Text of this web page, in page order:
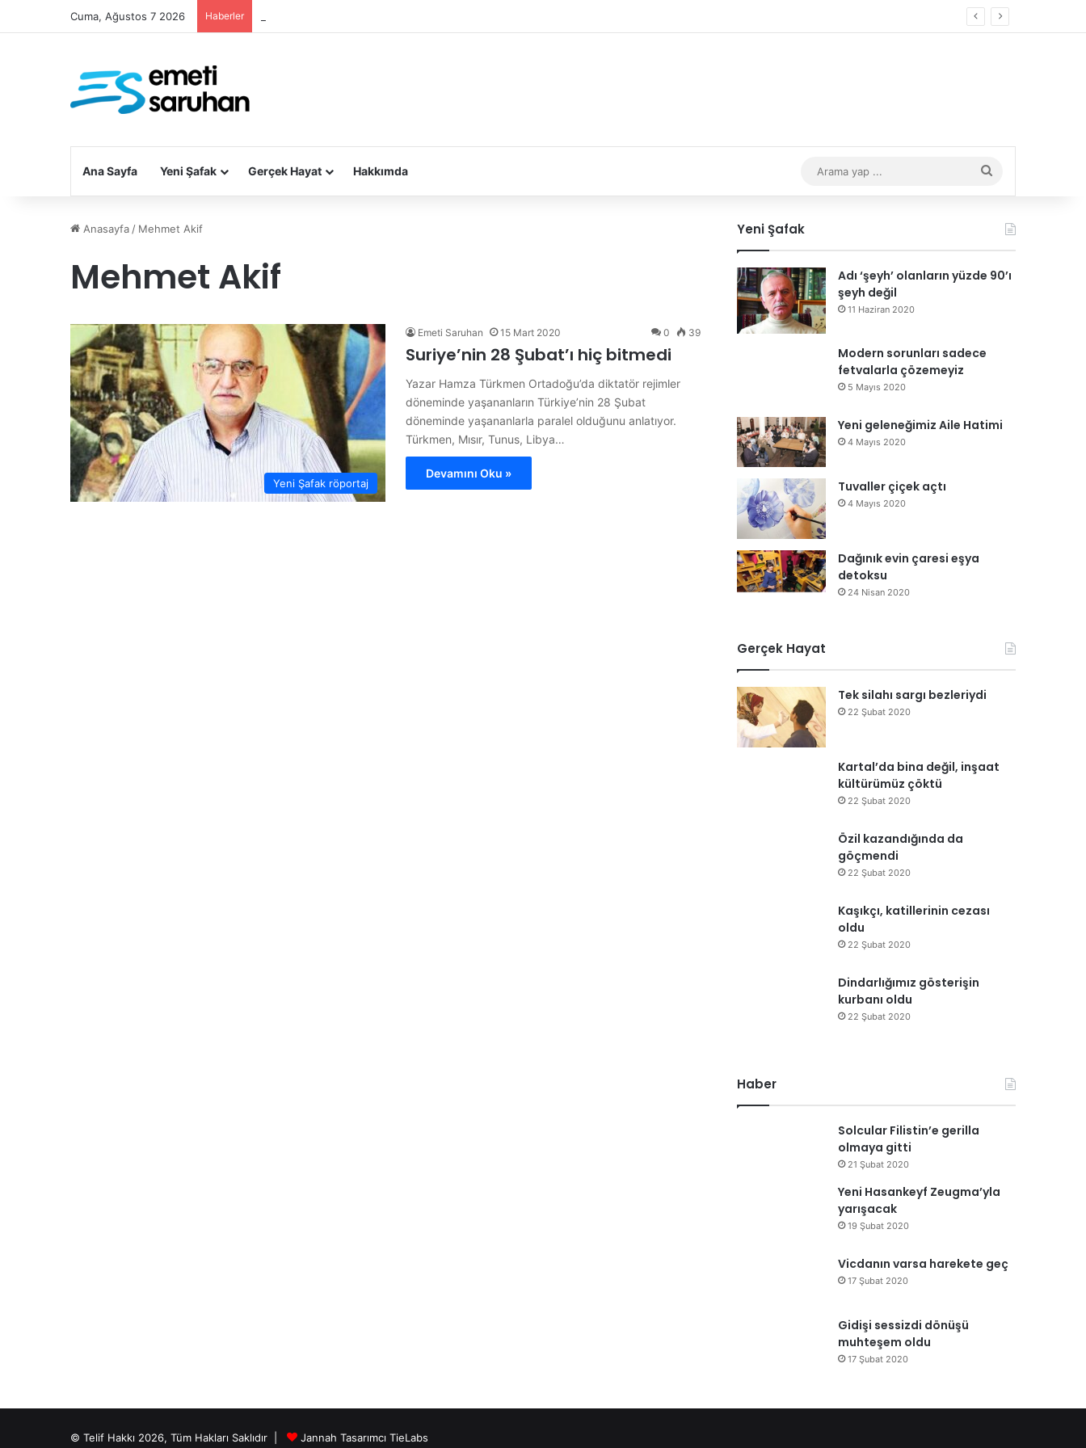
Cuma, Ağustos 7 2026 Haberler
Ana Sayfa Yeni Şafak Gerçek Hayat Hakkımda
yap
Anasayfa / Mehmet Akif
Mehmet Akif
Yeni Şafak röportaj
Emeti Saruhan 15 Mart 2020 0 39
Suriye’nin 28 Şubat’ı hiç bitmedi
Yazar Hamza Türkmen Ortadoğu’da diktatör rejimler
döneminde yaşananların Türkiye’nin 28 Şubat
döneminde yaşananlarla paralel olduğunu anlatıyor.
Türkmen, Mısır, Tunus, Libya…
Devamını Oku »
Yeni Şafak
Adı ‘şeyh’ olanların yüzde 90’ı
şeyh değil
11 Haziran 2020
Modern sorunları sadece
fetvalarla çözemeyiz
5 Mayıs 2020
Yeni geleneğimiz Aile Hatimi
4 Mayıs 2020
Tuvaller çiçek açtı
4 Mayıs 2020
Dağınık evin çaresi eşya
detoksu
24 Nisan 2020
Gerçek Hayat
Tek silahı sargı bezleriydi
22 Şubat 2020
Kartal’da bina değil, inşaat
kültürümüz çöktü
22 Şubat 2020
Özil kazandığında da
göçmendi
22 Şubat 2020
Kaşıkçı, katillerinin cezası
oldu
22 Şubat 2020
Dindarlığımız gösterişin
kurbanı oldu
22 Şubat 2020
Haber
Solcular Filistin’e gerilla
olmaya gitti
21 Şubat 2020
Yeni Hasankeyf Zeugma’yla
yarışacak
19 Şubat 2020
Vicdanın varsa harekete geç
17 Şubat 2020
Gidişi sessizdi dönüşü
muhteşem oldu
17 Şubat 2020
© Telif Hakkı 2026, Tüm Hakları Saklıdır | Jannah Tasarımcı TieLabs